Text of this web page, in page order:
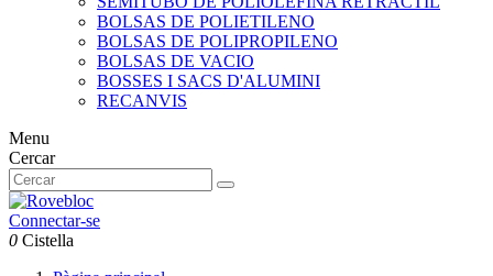
BOLSAS DE POLIETILENO
BOLSAS DE POLIPROPILENO
BOLSAS DE VACIO
BOSSES I SACS D'ALUMINI
RECANVIS
Menu
Cercar
Connectar-se
0 Cistella